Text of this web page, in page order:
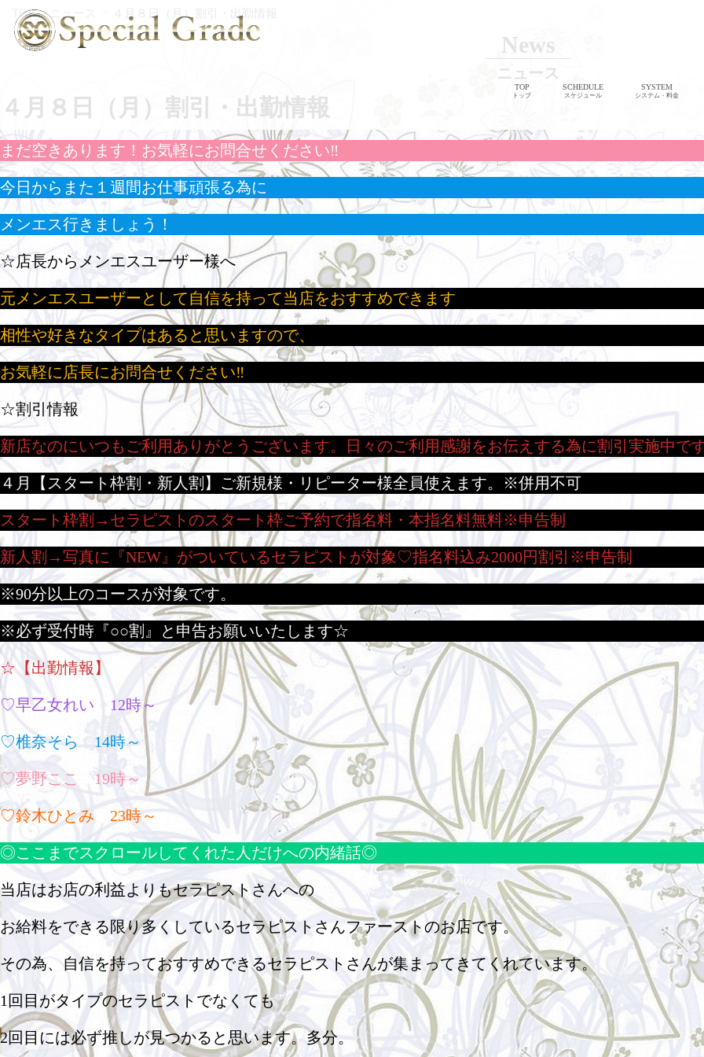
TOP
トップ
SCHEDULE
スケジュール
SYSTEM
システム・料金
TOP ニュース ４月８日（月）割引・出勤情報
News
ニュース
４月８日（月）割引・出勤情報
まだ空きあります！お気軽にお問合せください‼
今日からまた１週間お仕事頑張る為に
メンエス行きましょう！
☆店長からメンエスユーザー様へ
元メンエスユーザーとして自信を持って当店をおすすめできます
相性や好きなタイプはあると思いますので、
お気軽に店長にお問合せください‼
☆割引情報
新店なのにいつもご利用ありがとうございます。日々のご利用感謝をお伝えする為に割引実施中で
４月【スタート枠割・新人割】ご新規様・リピーター様全員使えます。※併用不可
スタート枠割→セラピストのスタート枠ご予約で指名料・本指名料無料※申告制
新人割→写真に『NEW』がついているセラピストが対象♡指名料込み2000円割引※申告制
※90分以上のコースが対象です。
※必ず受付時『○○割』と申告お願いいたします☆
☆【出勤情報】
♡早乙女れい 12時～
♡椎奈そら 14時～
♡夢野ここ 19時～
♡鈴木ひとみ 23時～
◎ここまでスクロールしてくれた人だけへの内緒話◎
当店はお店の利益よりもセラピストさんへの
お給料をできる限り多くしているセラピストさんファーストのお店です。
その為、自信を持っておすすめできるセラピストさんが集まってきてくれています。
1回目がタイプのセラピストでなくても
2回目には必ず推しが見つかると思います。多分。